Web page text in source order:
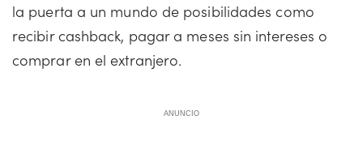
la puerta a un mundo de posibilidades como
recibir cashback, pagar a meses sin intereses o
comprar en el extranjero.
ANUNCIO